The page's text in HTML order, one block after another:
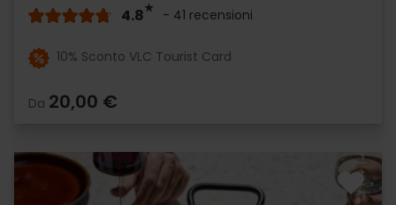
4.8 - 41 recensioni
10% Sconto VLC Tourist Card
Da 20,00 €